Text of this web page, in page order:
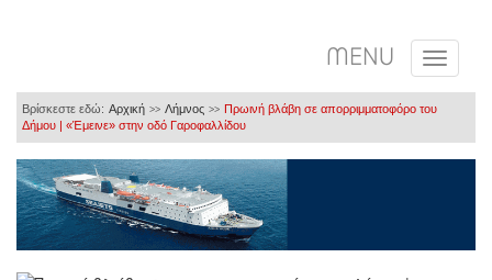
MENU
Βρίσκεστε εδώ: Αρχική >> Λήμνος >> Πρωινή βλάβη σε απορριμματοφόρο του
Δήμου | «Έμεινε» στην οδό Γαροφαλλίδου